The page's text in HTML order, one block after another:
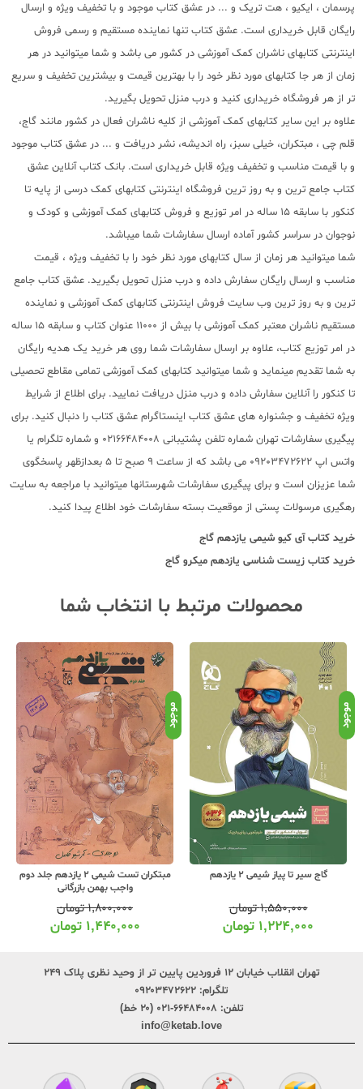
پرسمان ، ایکیو ، هت تریک و ... در عشق کتاب موجود و با تخفیف ویژه و ارسال
رایگان قابل خریداری است. عشق کتاب تنها نماینده مستقیم و رسمی فروش
اینترنتی کتابهای ناشران کمک آموزشی در کشور می باشد و شما میتوانید در هر
زمان از هر جا کتابهای مورد نظر خود را با بهترین قیمت و بیشترین تخفیف و سریع
تر از هر فروشگاه خریداری کنید و درب منزل تحویل بگیرید.
علاوه بر این سایر کتابهای کمک آموزشی از کلیه ناشران فعال در کشور مانند گاج،
قلم چی ، مبتکران، خیلی سبز، راه اندیشه، نشر دریافت و ... در عشق کتاب موجود
و با قیمت مناسب و تخفیف ویژه قابل خریداری است. بانک کتاب آنلاین عشق
کتاب جامع ترین و به روز ترین فروشگاه اینترنتی کتابهای کمک درسی از پایه تا
کنکور با سابقه 15 ساله در امر توزیع و فروش کتابهای کمک آموزشی و کودک و
نوجوان در سراسر کشور آماده ارسال سفارشات شما میباشد.
شما میتوانید هر زمان از سال کتابهای مورد نظر خود را با تخفیف ویژه ، قیمت
مناسب و ارسال رایگان سفارش داده و درب منزل تحویل بگیرید. عشق کتاب جامع
ترین و به روز ترین وب سایت فروش اینترنتی کتابهای کمک آموزشی و نماینده
مستقیم ناشران معتبر کمک آموزشی با بیش از 11000 عنوان کتاب و سابقه 15 ساله
در امر توزیع کتاب، علاوه بر ارسال سفارشات شما روی هر خرید یک هدیه رایگان
به شما تقدیم مینماید و شما میتوانید کتابهای کمک آموزشی تمامی مقاطع تحصیلی
تا کنکور را آنلاین سفارش داده و درب منزل دریافت نمایید. برای اطلاع از شرایط
ویژه تخفیف و جشنواره های عشق کتاب اینستاگرام عشق کتاب را دنبال کنید. برای
پیگیری سفارشات تهران شماره تلفن پشتیبانی 02166484008 و شماره تلگرام یا
واتس اپ 09203472622 می باشد که از ساعت 9 صبح تا 5 بعدازظهر پاسخگوی
شما عزیزان است و برای پیگیری سفارشات شهرستانها میتوانید با مراجعه به سایت
رهگیری مرسولات پستی از موقعیت بسته سفارشات خود اطلاع پیدا کنید.
خرید کتابآی کیو شیمی یازدهم گاج
خرید کتاب زیست شناسی یازدهم میکرو گاج
محصولات مرتبط با انتخاب شما
موجود
گاج سیر تا پیاز شیمی 2 یازدهم
۱,۵۵۰,۰۰۰تومان
۱,۲۲۴,۰۰۰ تومان
موجود
مبتکران تست شیمی 2 یازدهم جلد دوم
واجب بهمن بازرگانی
۱,۸۰۰,۰۰۰تومان
۱,۴۴۰,۰۰۰ تومان
تهران انقلاب خیابان ۱۲ فروردین پایین تر از وحید نظری پلاک ۲۴۹
تلگرام: ۰۹۲۰۳۴۷۲۶۲۲
تلفن: ۶۶۴۸۴۰۰۸-۰۲۱ (۲۰ خط)
info@ketab.love